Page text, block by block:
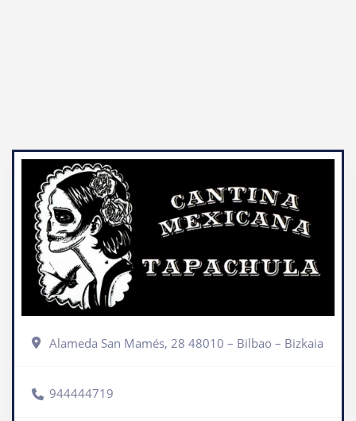
Alameda San Mamés, 28 48010 – Bilbao – Bizkaia
944444719